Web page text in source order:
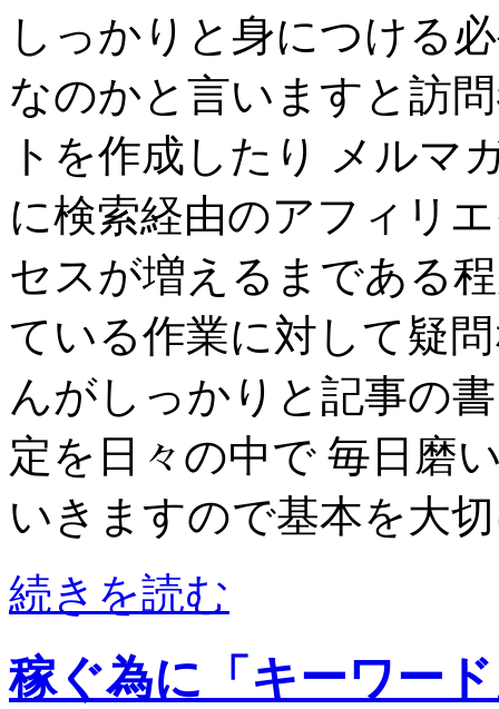
しっかりと身につける
なのかと言いますと訪
トを作成したり メルマ
に検索経由のアフィリ
セスが増えるまである
ている作業に対して疑
んがしっかりと記事の
定を日々の中で 毎日磨
いきますので基本を大
続きを読む
稼ぐ為に「キーワー